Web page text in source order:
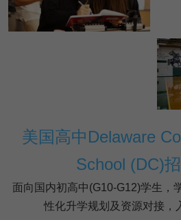
优沃家教
美国高中Delaware
School (DC)
面向国内初高中(G10-G12)学生，
性化升学规划及资源对接，